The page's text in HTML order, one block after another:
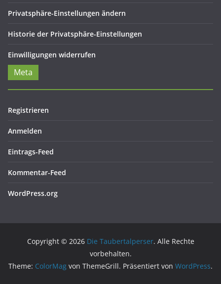
Privatsphäre-Einstellungen ändern
Historie der Privatsphäre-Einstellungen
Einwilligungen widerrufen
Meta
Registrieren
Anmelden
Eintrags-Feed
Kommentar-Feed
WordPress.org
Copyright © 2026 Die Taubertalperser. Alle Rechte
vorbehalten.
Theme: ColorMag von ThemeGrill. Präsentiert von WordPress.